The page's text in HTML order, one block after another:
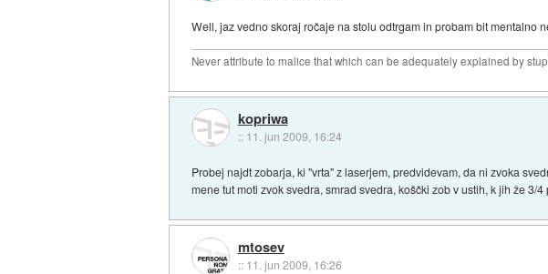
Well, jaz vedno skoraj ročaje na stolu odtrgam in probam bit mentalno
Never attribute to malice that which can be adequately explained by
kopriwa
:: 11. jun 2009, 16:24
Probej najdt zobarja, ki "vrta" z laserjem, predvidevam, da ni zvoka
mene tut moti zvok svedra, smrad svedra, koščki zob v ustih, k jih že
mtosev
:: 11. jun 2009, 16:26